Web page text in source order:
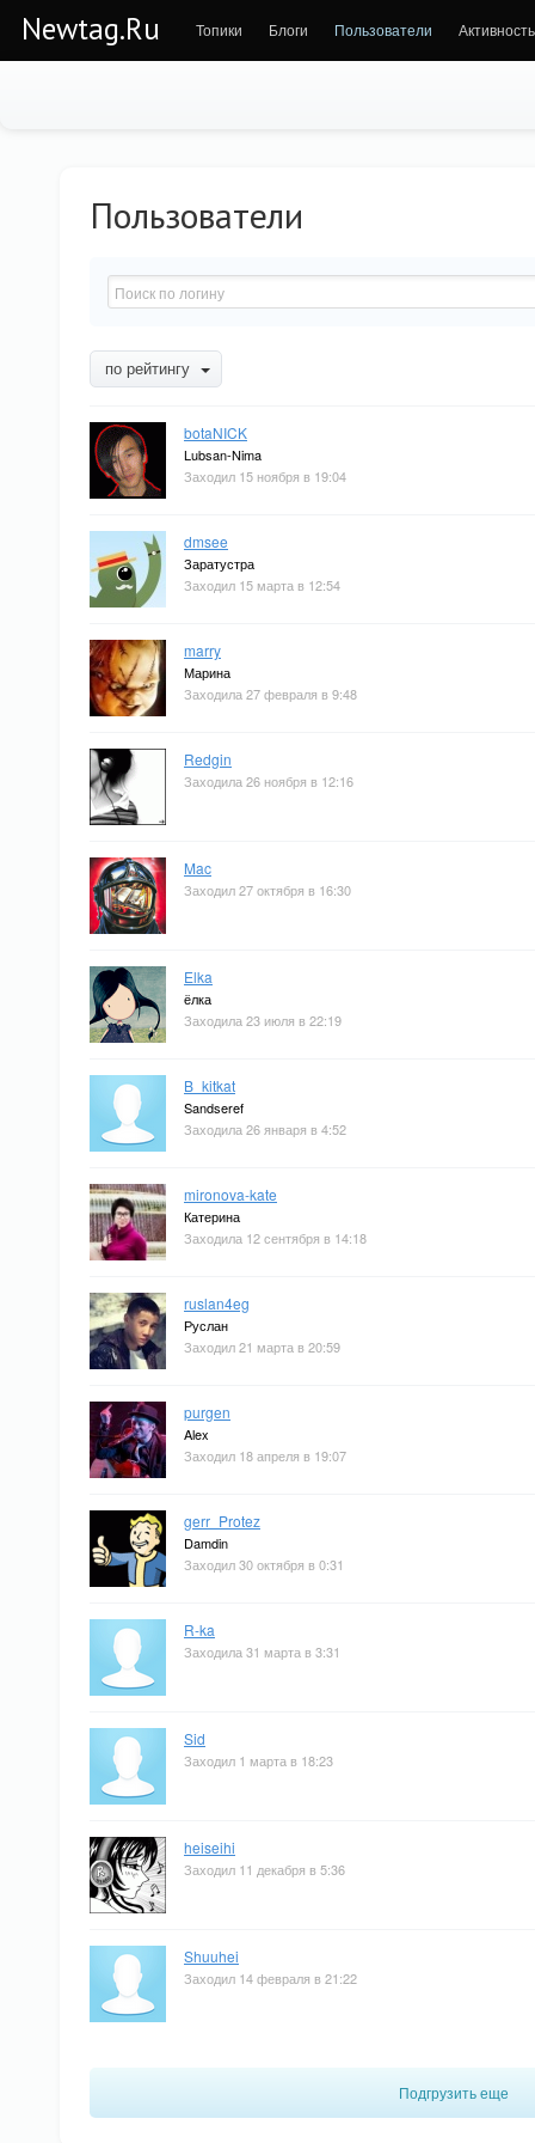
Newtag.Ru Топики Блоги Пользователи Активность
Пользователи
по рейтингу
botaNICK
Lubsan-Nima
Заходил 15 ноября в 19:04
dmsee
Заратустра
Заходил 15 марта в 12:54
marry
Марина
Заходила 27 февраля в 9:48
Redgin
Заходила 26 ноября в 12:16
Mac
Заходил 27 октября в 16:30
Elka
ёлка
Заходила 23 июля в 22:19
B_kitkat
Sandseref
Заходила 26 января в 4:52
mironova-kate
Катерина
Заходила 12 сентября в 14:18
ruslan4eg
Руслан
Заходил 21 марта в 20:59
purgen
Alex
Заходил 18 апреля в 19:07
gerr_Protez
Damdin
Заходил 30 октября в 0:31
R-ka
Заходила 31 марта в 3:31
Sid
Заходил 1 марта в 18:23
heiseihi
Заходил 11 декабря в 5:36
Shuuhei
Заходил 14 февраля в 21:22
Подгрузить еще